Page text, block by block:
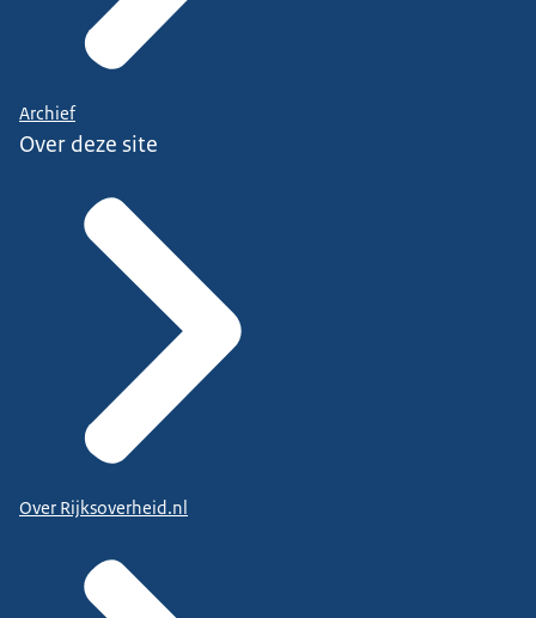
Archief
Over deze site
Over Rijksoverheid.nl